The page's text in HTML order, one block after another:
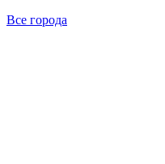
Все города